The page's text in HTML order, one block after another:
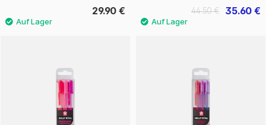
29.90 € 35.60 €
44.50 €